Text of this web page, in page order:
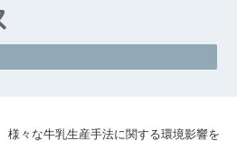
様々な牛乳生産手法に関する環境影響を